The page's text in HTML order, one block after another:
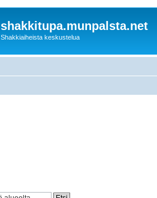
shakkitupa.munpalsta.net
Shakkiaiheista keskustelua